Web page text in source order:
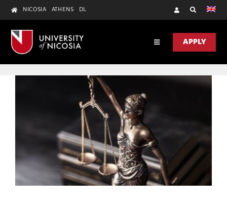
Skip
to
content
NICOSIA ATHENS DL
Toggle
Navigation
CONTACT US
APPLY